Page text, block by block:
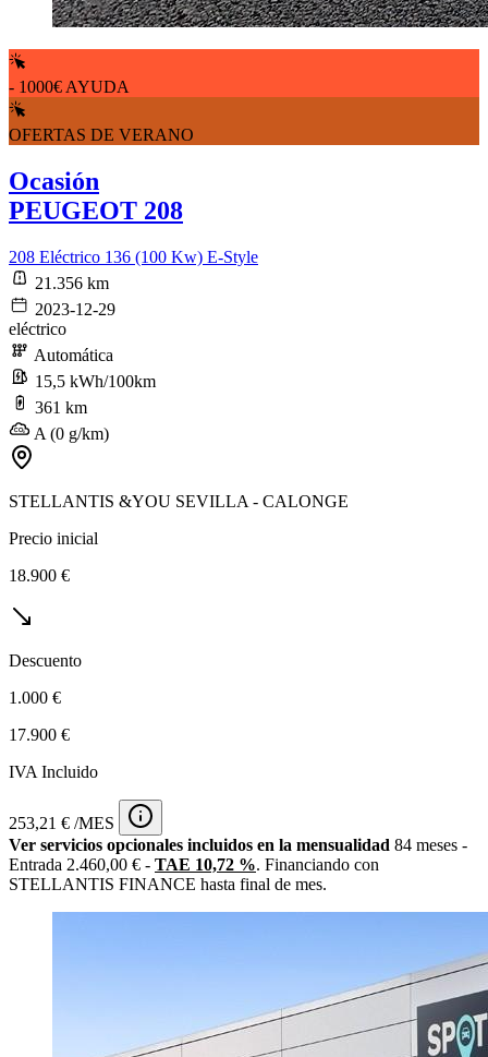
- 1000€ AYUDA
OFERTAS DE VERANO
Ocasión
PEUGEOT 208
208 Eléctrico 136 (100 Kw) E-Style
21.356 km
2023-12-29
eléctrico
Automática
15,5 kWh/100km
361 km
A (0 g/km)
STELLANTIS &YOU SEVILLA - CALONGE
Precio inicial
18.900 €
Descuento
1.000 €
17.900 €
IVA Incluido
253,21 € /MES
Ver servicios opcionales incluidos en la mensualidad 84 meses -
Entrada 2.460,00 € - TAE 10,72 %. Financiando con
STELLANTIS FINANCE hasta final de mes.